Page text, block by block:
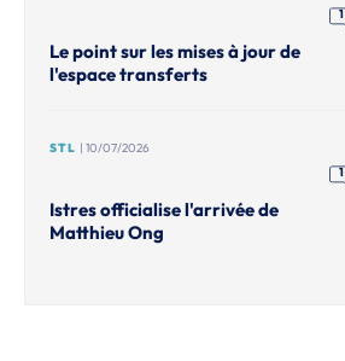
1
Le point sur les mises à jour de
l'espace transferts
STL | 10/07/2026
1
Istres officialise l'arrivée de
Matthieu Ong